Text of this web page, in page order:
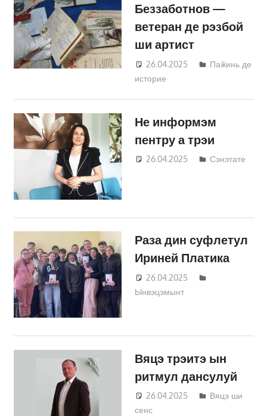
Беззаботнов —
ветеран де рэзбой
ши артист
26.04.2025
Татьяна
Паӂинь де
историе
Не информэм
пентру а трэи
26.04.2025
Татьяна
Сэнэтате
Раза дин суфлетул
Ириней Платика
26.04.2025
Ынвэцэмынт
Вяцэ трэитэ ын
ритмул дансулуй
26.04.2025
Татьяна
Вяцэ ши
сенс